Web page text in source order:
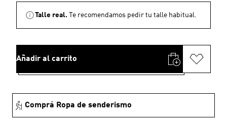
Talle real. Te recomendamos pedir tu talle habitual.
Añadir al carrito
Comprá Ropa de senderismo